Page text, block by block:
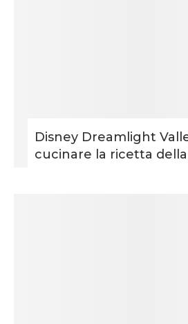
Disney Dreamlight
cucinare la ricetta